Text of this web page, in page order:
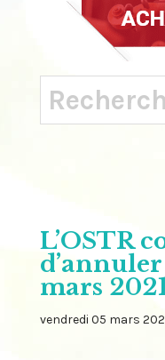
L’OSTR
mars
vendredi 05 mars